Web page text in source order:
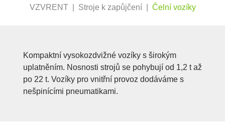
VZVRENT| Stroje k zapůjčení| Čelní vozíky
Kompaktní vysokozdvižné vozíky s širokým
uplatněním. Nosnosti strojů se pohybují od 1,2 t až
po 22 t. Vozíky pro vnitřní provoz dodáváme s
nešpinícími pneumatikami.